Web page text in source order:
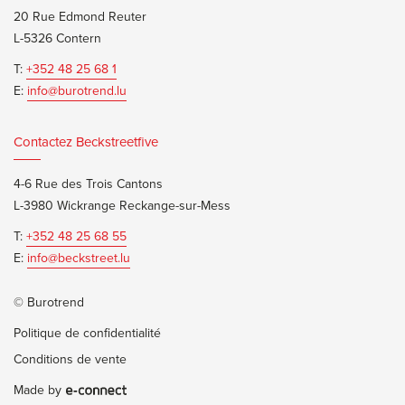
20 Rue Edmond Reuter
L-5326 Contern
T:+352 48 25 68 1
E: info@burotrend.lu
Contactez Beckstreetfive
4-6 Rue des Trois Cantons
L-3980 Wickrange Reckange-sur-Mess
T:+352 48 25 68 55
E: info@beckstreet.lu
© Burotrend
Politique de confidentialité
Conditions de vente
Made by